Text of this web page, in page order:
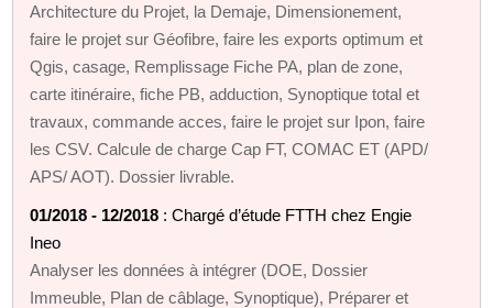
Architecture du Projet, la Demaje, Dimensionement,
faire le projet sur Géofibre, faire les exports optimum et
Qgis, casage, Remplissage Fiche PA, plan de zone,
carte itinéraire, fiche PB, adduction, Synoptique total et
travaux, commande acces, faire le projet sur Ipon, faire
les CSV. Calcule de charge Cap FT, COMAC ET (APD/
APS/ AOT). Dossier livrable.
01/2018 - 12/2018 : Chargé d’étude FTTH chez Engie
Ineo
Analyser les données à intégrer (DOE, Dossier
Immeuble, Plan de câblage, Synoptique), Préparer et